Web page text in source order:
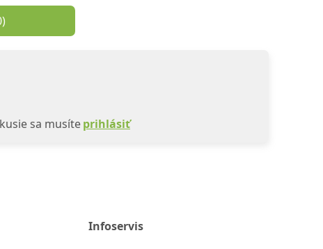
)
sa musíteprihlásiť
Infoservis